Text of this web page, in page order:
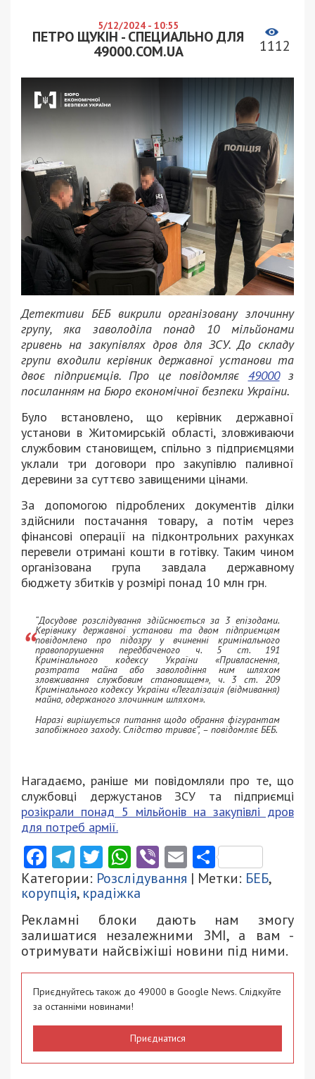
5/12/2024 - 10:55
ПЕТРО ЩУКІН - СПЕЦИАЛЬНО ДЛЯ
49000.COM.UA
1112
Детективи БЕБ викрили організовану злочинну
групу, яка заволоділа понад 10 мільйонами
гривень на закупівлях дров для ЗСУ. До складу
групи входили керівник державної установи та
двоє підприємців. Про це повідомляє 49000з
посиланням на Бюро економічної безпеки України.
Було встановлено, що керівник державної
установи в Житомирській області, зловживаючи
службовим становищем, спільно з підприємцями
уклали три договори про закупівлю паливної
деревини за суттєво завищеними цінами.
За допомогою підроблених документів ділки
здійснили постачання товару, а потім через
фінансові операції на підконтрольних рахунках
перевели отримані кошти в готівку. Таким чином
організована група завдала державному
бюджету збитків у розмірі понад 10 млн грн.
“Досудове розслідування здійснюється за 3 епізодами.
Керівнику державної установи та двом підприємцям
повідомлено про підозру у вчиненні кримінального
правопорушення передбаченого ч. 5 ст. 191
Кримінального кодексу України «Привласнення,
розтрата майна або заволодіння ним шляхом
зловживання службовим становищем», ч. 3 ст. 209
Кримінального кодексу України «Легалізація (відмивання)
майна, одержаного злочинним шляхом».
Наразі вирішується питання щодо обрання фігурантам
запобіжного заходу. Слідство триває”, – повідомляє БЕБ.
Нагадаємо, раніше ми повідомляли про те, що
службовці держустанов ЗСУ та підприємці
розікрали понад 5 мільйонів на закупівлі дров
для потреб армії.
Facebook
Telegram
Twitter
WhatsApp
ViberEmail
Категории: Розслідування | Метки: БЕБ,
корупція, крадіжка
Рекламні блоки дають нам змогу
залишатися незалежними ЗМІ, а вам -
отримувати найсвіжіші новини під ними.
Приєднуйтесь також до 49000 в Google News. Слідкуйте
за останніми новинами!
Приєднатися